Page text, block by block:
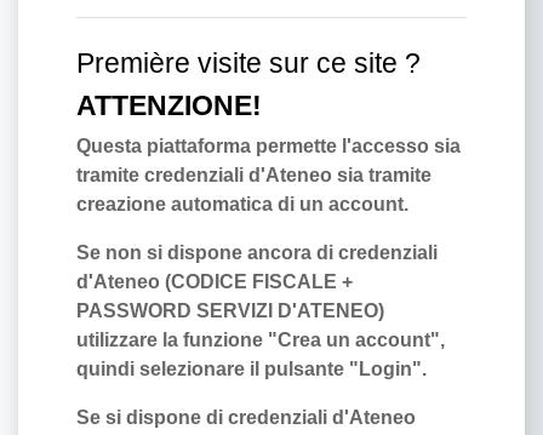
Première visite sur ce site ?
ATTENZIONE!
Questa piattaforma permette l'accesso sia
tramite credenziali d'Ateneo sia tramite
creazione automatica di un account.
Se non si dispone ancora di credenziali
d'Ateneo (CODICE FISCALE +
PASSWORD SERVIZI D'ATENEO)
utilizzare la funzione "Crea un account",
quindi selezionare il pulsante "Login".
Se si dispone di credenziali d'Ateneo